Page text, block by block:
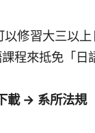
修習大三以
程來抵免「日
載 → 系所法規